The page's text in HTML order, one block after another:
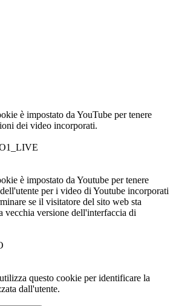
è impostato da YouTube per tenere
dei video incorporati.
è impostato da Youtube per tenere
per i video di Youtube incorporati
se il visitatore del sito web sta
vecchia versione dell'interfaccia di
questo cookie per identificare la
dall'utente.